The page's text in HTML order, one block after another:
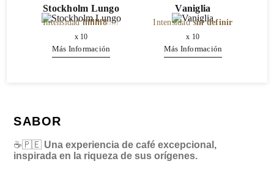
Stockholm Lungo
Intensidad 8
x 10
Más Información
Vaniglia
Intensidad sin definir
x 10
Más Información
SABOR
☕🇵🇪 Una experiencia de café excepcional,
inspirada en la riqueza de sus orígenes.